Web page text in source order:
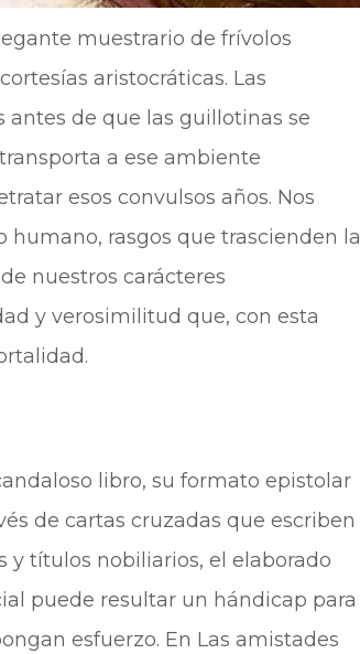
muestrario de frívolos
aristocráticas. Las
antes de que las guillotinas se
a ese ambiente
esos convulsos años. Nos
rasgos que trascienden la
nuestros carácteres
y verosimilitud que, con esta
libro, su formato epistolar
de cartas cruzadas que escriben
y títulos nobiliarios, el elaborado
puede resultar un hándicap para
esfuerzo. En Las amistades